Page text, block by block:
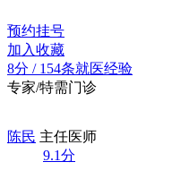
预约挂号
加入收藏
8分 / 154条就医经验
专家/特需门诊
陈民 主任医师
9.1分